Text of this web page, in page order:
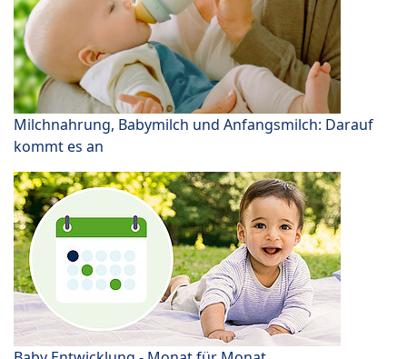
Milchnahrung, Babymilch und Anfangsmilch: Darauf
kommt es an